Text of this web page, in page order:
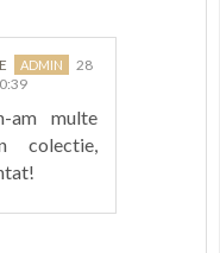
28
am multe
colectie,